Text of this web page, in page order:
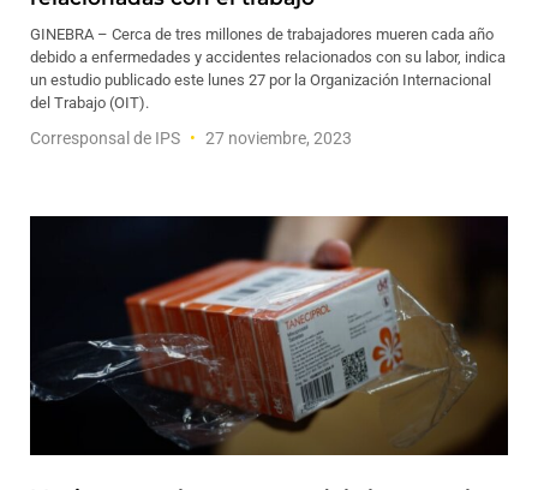
GINEBRA – Cerca de tres millones de trabajadores mueren cada año
debido a enfermedades y accidentes relacionados con su labor, indica
un estudio publicado este lunes 27 por la Organización Internacional
del Trabajo (OIT).
Corresponsal de IPS 27 noviembre, 2023